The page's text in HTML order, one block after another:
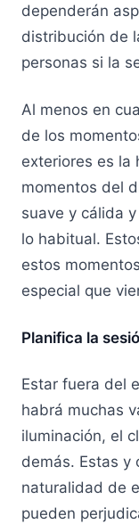
dependerán
distribución de
personas si la
Al menos en
de los
exteriores es la
momentos del
suave y cálida
lo habitual.
estos
especial que
Planifica la
Estar fuera del
habrá muchas
iluminación, el
demás. Estas y
naturalidad de
pueden